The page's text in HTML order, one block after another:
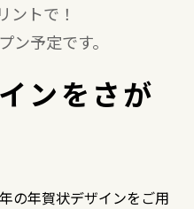
ントで！
ン予定です。
ンをさが
の年賀状デザインをご用